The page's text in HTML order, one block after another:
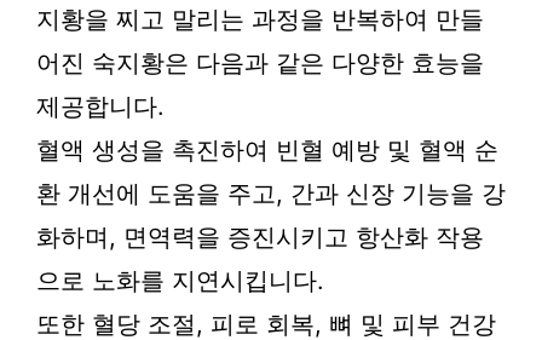
지황을 찌고 말리는 과정을 반복하여 만들
어진 숙지황은 다음과 같은 다양한 효능을
제공합니다.
혈액 생성을 촉진하여 빈혈 예방 및 혈액 순
환 개선에 도움을 주고, 간과 신장 기능을 강
화하며, 면역력을 증진시키고 항산화 작용
으로 노화를 지연시킵니다.
또한 혈당 조절, 피로 회복, 뼈 및 피부 건강